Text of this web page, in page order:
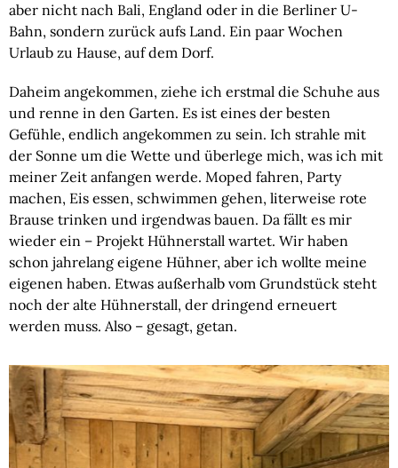
aber nicht nach Bali, England oder in die Berliner U-
Bahn, sondern zurück aufs Land. Ein paar Wochen
Urlaub zu Hause, auf dem Dorf.
Daheim angekommen, ziehe ich erstmal die Schuhe aus
und renne in den Garten. Es ist eines der besten
Gefühle, endlich angekommen zu sein. Ich strahle mit
der Sonne um die Wette und überlege mich, was ich mit
meiner Zeit anfangen werde. Moped fahren, Party
machen, Eis essen, schwimmen gehen, literweise rote
Brause trinken und irgendwas bauen. Da fällt es mir
wieder ein – Projekt Hühnerstall wartet. Wir haben
schon jahrelang eigene Hühner, aber ich wollte meine
eigenen haben. Etwas außerhalb vom Grundstück steht
noch der alte Hühnerstall, der dringend erneuert
werden muss. Also – gesagt, getan.